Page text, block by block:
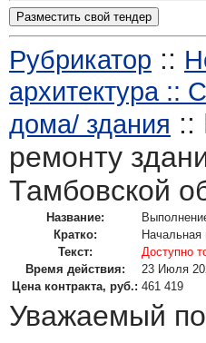
Разместить свой тендер
Рубрикатор ::
архитектура ::
дома/ здания ::
ремонту
Тамбовской
Название:
Кратко:
Начальная
Текст:
Доступно
Время действия:
23 Июля
Цена контракта, руб.: 461 419
Уважаемый